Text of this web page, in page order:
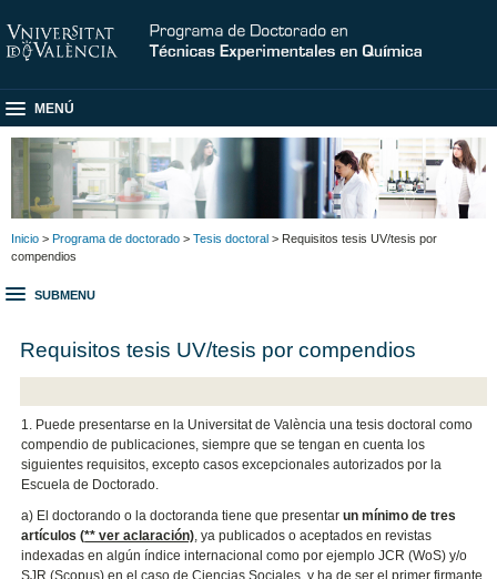
MENÚ
Inicio > Programa de doctorado > Tesis doctoral > Requisitos tesis UV/tesis por
compendios
SUBMENU
Requisitos tesis UV/tesis por compendios
1. Puede presentarse en la Universitat de València una tesis doctoral como
compendio de publicaciones, siempre que se tengan en cuenta los
siguientes requisitos, excepto casos excepcionales autorizados por la
Escuela de Doctorado.
a) El doctorando o la doctoranda tiene que presentarun mínimo de tres
artículos (** ver aclaración), ya publicados o aceptados en revistas
indexadas en algún índice internacional como por ejemplo JCR (WoS) y/o